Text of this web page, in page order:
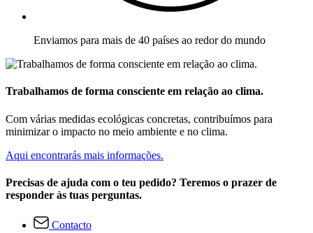
Enviamos para mais de 40 países ao redor do mundo
Trabalhamos de forma consciente em relação ao clima.
Com várias medidas ecológicas concretas, contribuímos para
minimizar o impacto no meio ambiente e no clima.
Aqui encontrarás mais informações.
Precisas de ajuda com o teu pedido? Teremos o prazer de
responder às tuas perguntas.
Contacto